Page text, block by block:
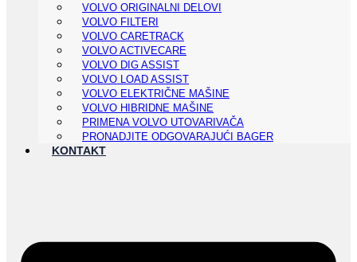
VOLVO ORIGINALNI DELOVI
VOLVO FILTERI
VOLVO CARETRACK
VOLVO ACTIVECARE
VOLVO DIG ASSIST
VOLVO LOAD ASSIST
VOLVO ELEKTRIČNE MAŠINE
VOLVO HIBRIDNE MAŠINE
PRIMENA VOLVO UTOVARIVAČA
PRONADJITE ODGOVARAJUĆI BAGER
KONTAKT